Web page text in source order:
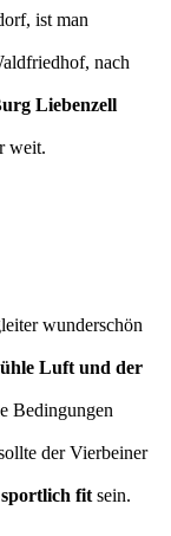
ist man
nach
Liebenzell
weit.
wunderschön
Luft und der
Bedingungen
der Vierbeiner
fit sein.